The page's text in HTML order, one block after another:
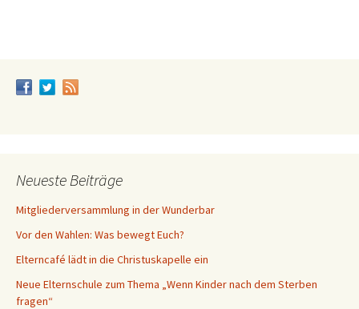
Neueste Beiträge
Mitgliederversammlung in der Wunderbar
Vor den Wahlen: Was bewegt Euch?
Elterncafé lädt in die Christuskapelle ein
Neue Elternschule zum Thema „Wenn Kinder nach dem Sterben
fragen“